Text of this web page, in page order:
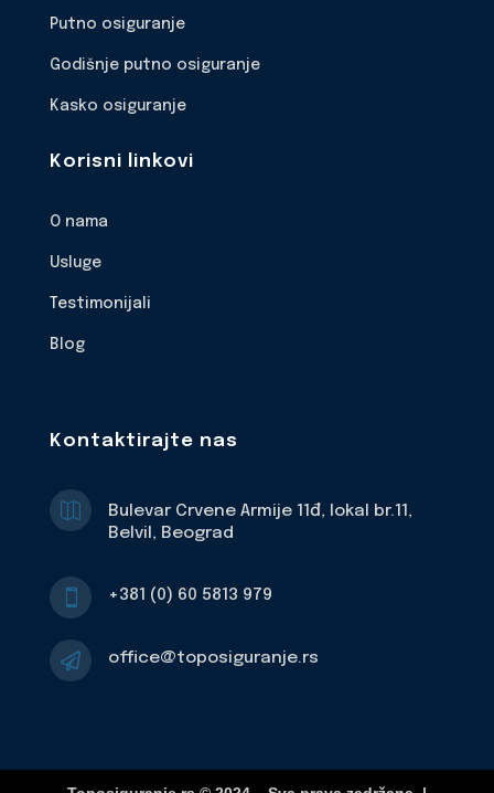
Putno osiguranje
Godišnje putno osiguranje
Kasko osiguranje
Korisni linkovi
O nama
Usluge
Testimonijali
Blog
Kontaktirajte nas
Bulevar Crvene Armije 11đ, lokal br.11,
Belvil, Beograd
+381 (0) 60 5813 979
 office@toposiguranje.rs